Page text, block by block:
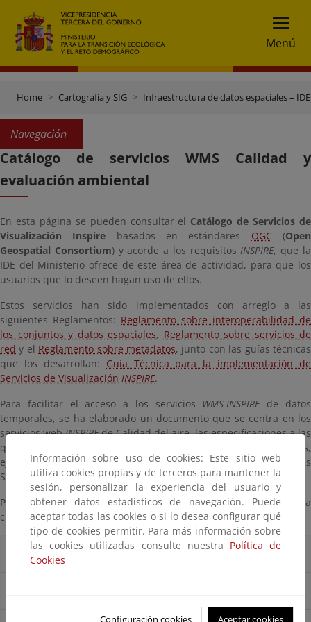
Menú
Home Cartografía y SIG Infraestructura de datos espaciales – IDE
Navegación
Catálogo de servicios WMS Calidad y
evaluación ambiental
En esta página se pueden consultar el Catálogo de Servicios de
Visualización Inspire basados en estándares OGC (Open
Geospatial Consortium) y acorde a los requisitos INSPIRE, que la
IDE del Ministerio ofrece de este área de actividad, para que los
usuarios que lo deseen hagan uso de ellos.
Estos servicios han sido implementados con arreglo a las
siguientes Reglamentos: Reglamento sobre interoperabilidad de
los conjuntos y datos espaciales, Reglamento sobre servicios de
red y el Reglamento sobre metadatos, junto con las guías técnicas
que los desarrollan: Guía Técnica para la implementación de
Servicios de Visualización INSPIRE.
Para facilitar el acceso a los servicios WMS-INSPIREde datos
temporales, se ha elaborado un documento que se centra en los
servicios webINSPIREde Calidad del aire, las especificaciones a las
que son conformes, sus características y sus funcionalidades,
ejemplos de peticiones y cómo invocarlos a través de aplicaciones
SIG:
WMS-INSPIRE Calidad del Aire.
Para acceder a la información, despliegue las categorías y haga
clic sobre el nombre de la misma.
Calidad del aire
Información sobre uso de cookies: Este sitio web
utiliza cookies propias y de terceros para mantener la
sesión, personalizar la experiencia del usuario y
obtener datos estadísticos de navegación. Puede
aceptar todas las cookies o si lo desea configurar qué
tipo de cookies permitir. Para más información sobre
las cookies utilizadas consulte nuestra Política de
Cookies
Configuración cookies Aceptar cookies